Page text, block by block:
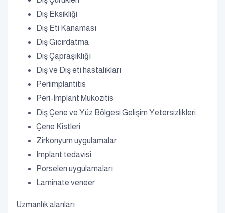
Diş Eksikliği
Diş Eti Kanaması
Diş Gıcırdatma
Diş Çapraşıklığı
Diş ve Diş eti hastalıkları
Periimplantitis
Peri-İmplant Mukozitis
Diş Çene ve Yüz Bölgesi Gelişim Yetersizlikleri
Çene Kistleri
Zirkonyum uygulamalar
Implant tedavisi
Porselen uygulamaları
Laminate veneer
Uzmanlık alanları